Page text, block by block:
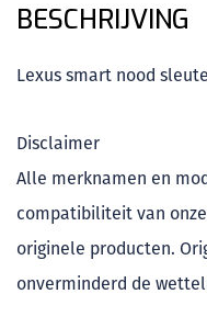
BESCHRIJVING
Lexus smart nood
Disclaimer
Alle merknamen en
compatibiliteit van
originele producten.
onverminderd de